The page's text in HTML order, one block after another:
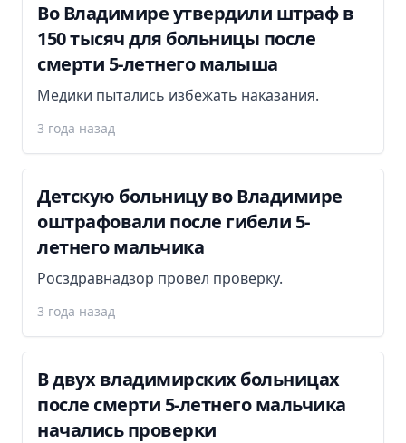
Во Владимире утвердили штраф в
150 тысяч для больницы после
смерти 5-летнего малыша
Медики пытались избежать наказания.
3 года назад
Детскую больницу во Владимире
оштрафовали после гибели 5-
летнего мальчика
Росздравнадзор провел проверку.
3 года назад
В двух владимирских больницах
после смерти 5-летнего мальчика
начались проверки